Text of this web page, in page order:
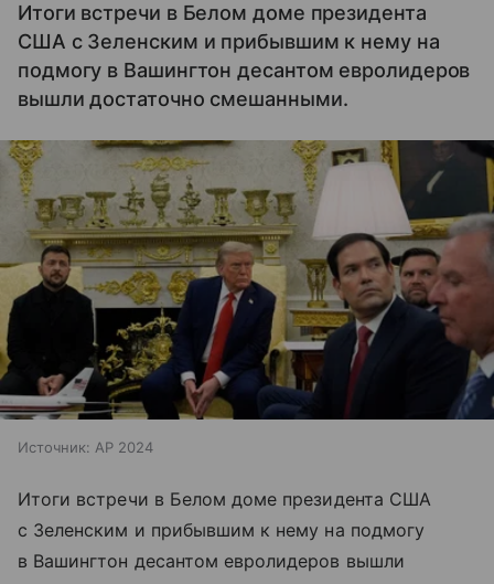
Итоги встречи в Белом доме президента
США с Зеленским и прибывшим к нему на
подмогу в Вашингтон десантом евролидеров
вышли достаточно смешанными.
Источник: AP 2024
Итоги встречи в Белом доме президента США
с Зеленским и прибывшим к нему на подмогу
в Вашингтон десантом евролидеров вышли